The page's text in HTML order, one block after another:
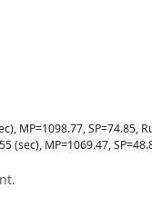
MP=1098.77, SP=74.85,
MP=1069.47,